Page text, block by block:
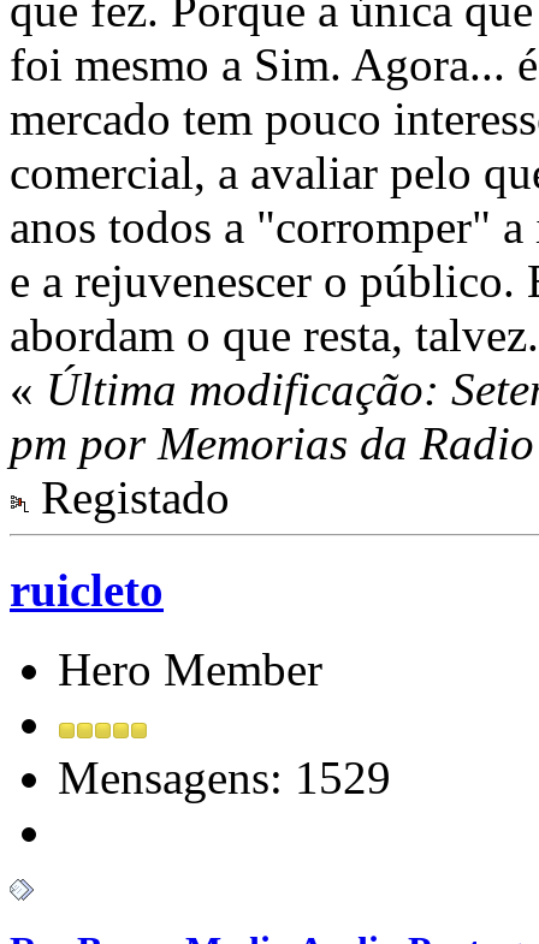
que fez. Porque a única
foi mesmo a Sim. Agora...
mercado tem pouco
comercial, a avaliar pelo
anos todos a "corromper"
e a rejuvenescer o público.
abordam o que resta,
« Última modificação:
pm por Memorias da Radio
Registado
ruicleto
Hero Member
Mensagens: 1529